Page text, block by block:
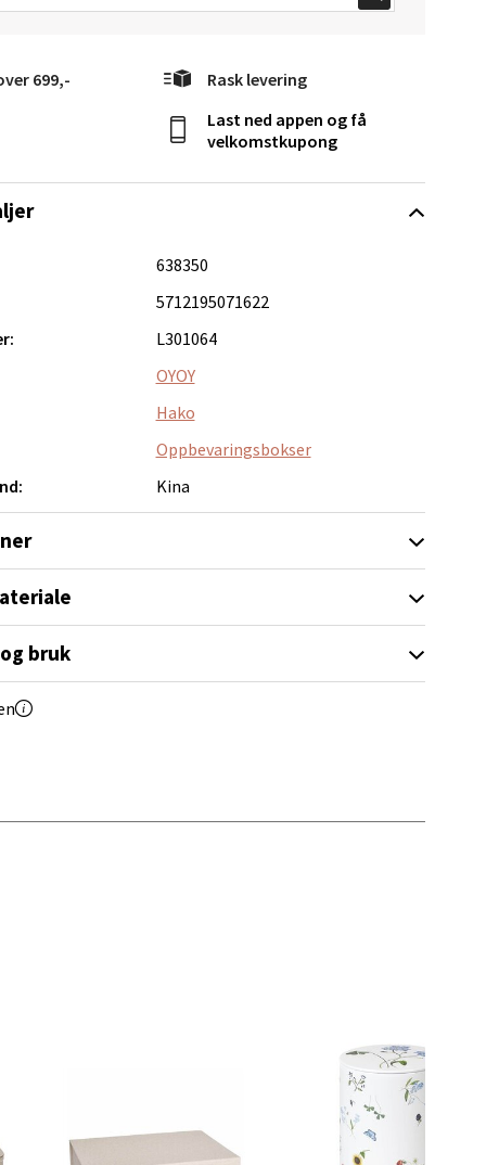
699,- Rask levering
Last ned appen og få
velkomstkupong
638350
5712195071622
L301064
OYOY
Hako
Oppbevaringsbokser
Kina
bruk